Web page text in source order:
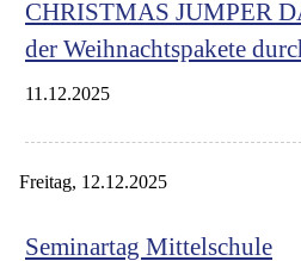
CHRISTMAS JUMPER
der Weihnachtspakete
11.12.2025
Freitag, 12.12.2025
Seminartag Mittelschule